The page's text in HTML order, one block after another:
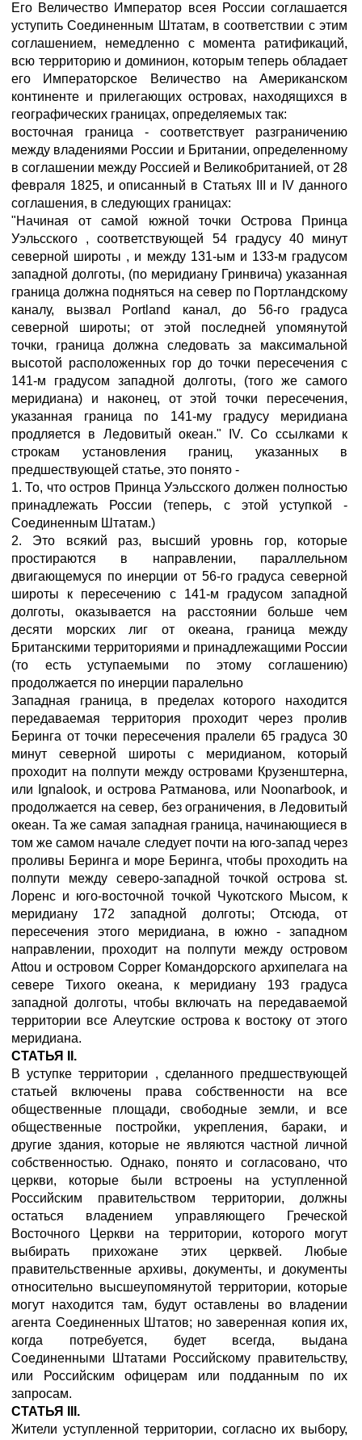
Его Величество Император всея России соглашается
уступить Соединенным Штатам, в соответствии с этим
соглашением, немедленно с момента ратификаций,
всю территорию и доминион, которым теперь обладает
его Императорское Величество на Американском
континенте и прилегающих островах, находящихся в
географических границах, определяемых так:
восточная граница - соответствует разграничению
между владениями России и Британии, определенному
в соглашении между Россией и Великобританией, от 28
февраля 1825, и описанный в Статьях III и IV данного
соглашения, в следующих границах:
"Начиная от самой южной точки Острова Принца
Уэльсского , соответствующей 54 градусу 40 минут
северной широты , и между 131-ым и 133-м градусом
западной долготы, (по меридиану Гринвича) указанная
граница должна подняться на север по Портландскому
каналу, вызвал Portland канал, до 56-го градуса
северной широты; от этой последней упомянутой
точки, граница должна следовать за максимальной
высотой расположенных гор до точки пересечения с
141-м градусом западной долготы, (того же самого
меридиана) и наконец, от этой точки пересечения,
указанная граница по 141-му градусу меридиана
продляется в Ледовитый океан." IV. Со ссылками к
строкам установления границ, указанных в
предшествующей статье, это понято -
1. То, что остров Принца Уэльсского должен полностью
принадлежать России (теперь, с этой уступкой -
Соединенным Штатам.)
2. Это всякий раз, высший уровнь гор, которые
простираются в направлении, параллельном
двигающемуся по инерции от 56-го градуса северной
широты к пересечению с 141-м градусом западной
долготы, оказывается на расстоянии больше чем
десяти морских лиг от океана, граница между
Британскими территориями и принадлежащими России
(то есть уступаемыми по этому соглашению)
продолжается по инерции паралельно
Западная граница, в пределах которого находится
передаваемая территория проходит через пролив
Беринга от точки пересечения пралели 65 градуса 30
минут северной широты с меридианом, который
проходит на полпути между островами Крузенштерна,
или Ignalook, и острова Ратманова, или Noonarbook, и
продолжается на север, без ограничения, в Ледовитый
океан. Та же самая западная граница, начинающиеся в
том же самом начале следует почти на юго-запад через
проливы Беринга и море Беринга, чтобы проходить на
полпути между северо-западной точкой острова st.
Лоренс и юго-восточной точкой Чукотского Мысом, к
меридиану 172 западной долготы; Отсюда, от
пересечения этого меридиана, в южно - западном
направлении, проходит на полпути между островом
Attou и островом Copper Командорского архипелага на
севере Тихого океана, к меридиану 193 градуса
западной долготы, чтобы включать на передаваемой
территории все Алеутские острова к востоку от этого
меридиана.
СТАТЬЯ II.
В уступке территории , сделанного предшествующей
статьей включены права собственности на все
общественные площади, свободные земли, и все
общественные постройки, укрепления, бараки, и
другие здания, которые не являются частной личной
собственностью. Однако, понято и согласовано, что
церкви, которые были встроены на уступленной
Российским правительством территории, должны
остаться владением управляющего Греческой
Восточного Церкви на территории, которого могут
выбирать прихожане этих церквей. Любые
правительственные архивы, документы, и документы
относительно высшеупомянутой территории, которые
могут находится там, будут оставлены во владении
агента Соединенных Штатов; но заверенная копия их,
когда потребуется, будет всегда, выдана
Соединенными Штатами Российскому правительству,
или Российским офицерам или подданным по их
запросам.
СТАТЬЯ III.
Жители уступленной территории, согласно их выбору,